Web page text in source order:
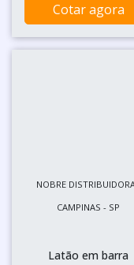
Cotar agora
NOBRE
CAMPINAS - SP
Latão em barra